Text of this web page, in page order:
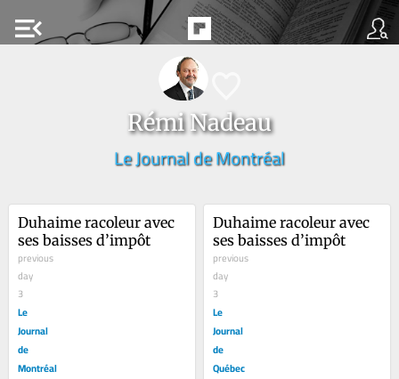
menu_open
Rémi Nadeau
Le Journal de Montréal
Duhaime racoleur avec
ses baisses d’impôt
previous
day
3
Le
Journal
de
Montréal
Duhaime racoleur avec
ses baisses d’impôt
previous
day
3
Le
Journal
de
Québec